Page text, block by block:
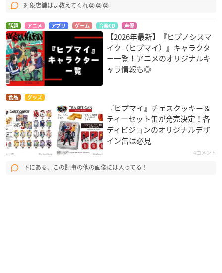
対象店舗はよ教えてくれ😭😭😭
話題 アニメ アプリ ゲーム 音楽CD 声優
【2026年最新】『ヒプノシスマ
イク（ヒプマイ）』キャラクタ
ー一覧！アニメのオリジナルキ
ャラ情報も◎
食品 グッズ
『ヒプマイ』チェスクッキー＆
ティーセット缶が発売決定！各
ディビジョンのオリジナルデザ
イン缶は必見
4コメント
下にある、この記事の他の画像には入ってる！